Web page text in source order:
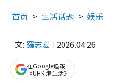
首页 生活话题 娱乐
文: 羅志宏 2026.04.26
在Google追蹤
《UHK 港生活》